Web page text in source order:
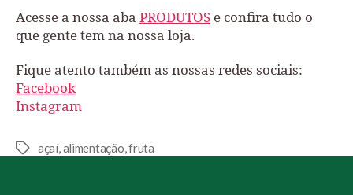
Acesse a nossa aba PRODUTOS e confira tudo o
que gente tem na nossa loja.
Fique atento também as nossas redes sociais:
Facebook
Instagram
açaí,alimentação,fruta